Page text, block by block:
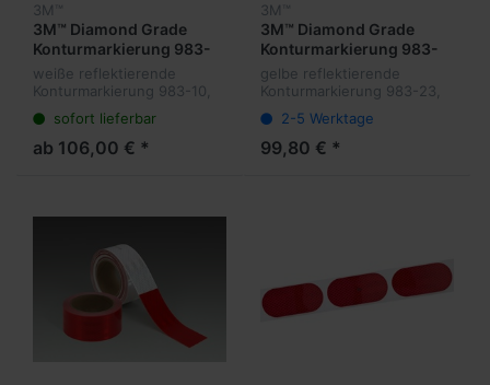
3M™
3M™ Diamond Grade
Konturmarkierung 983-
10 weiß
weiße reflektierende
Konturmarkierung 983-10,
104sofort lieferbar
ab 106,00 € *
3M™
3M™ Diamond Grade
Konturmarkierung 983-
23 Selektiv gelb
gelbe reflektierende
Konturmarkierung 983-23,
m, UN ECE 104
2-5 Werktage
99,80 € *